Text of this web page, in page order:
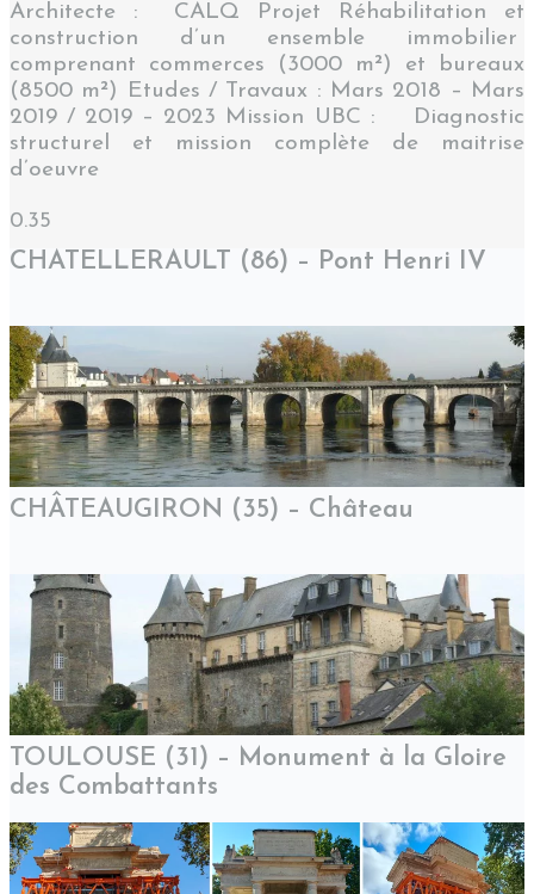
Architecte : CALQ Projet Réhabilitation et
construction d’un ensemble immobilier
comprenant commerces (3000 m²) et bureaux
(8500 m²) Etudes / Travaux : Mars 2018 – Mars
2019 / 2019 – 2023 Mission UBC : Diagnostic
structurel et mission complète de maitrise
d’oeuvre
CHATELLERAULT (86) – Pont Henri IV
CHÂTEAUGIRON (35) – Château
TOULOUSE (31) – Monument à la Gloire
des Combattants